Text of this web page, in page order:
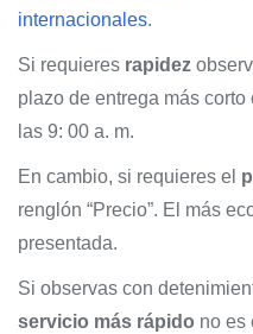
internacionales.
Si requieres rapidez
plazo de entrega más
las 9: 00 a. m.
En cambio, si requieres el
renglón “Precio”. El más
presentada.
Si observas con
servicio más rápido no es